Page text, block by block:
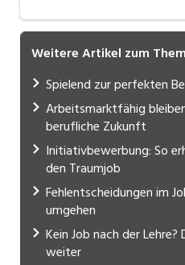
Weitere Artikel zum
Spielend zur perfekten
Arbeitsmarktfähig
berufliche Zukunft
Initiativbewerbung: So
den Traumjob
Fehlentscheidungen im
umgehen
Kein Job nach der
weiter